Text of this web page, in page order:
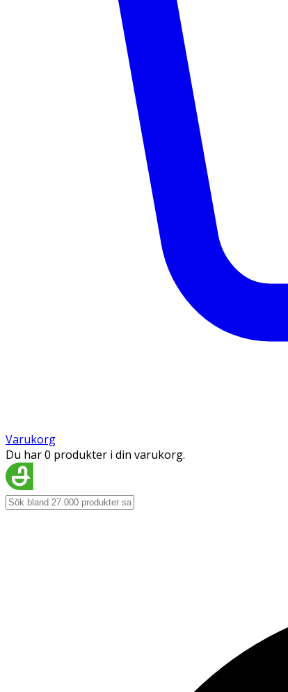
Varukorg
Du har 0 produkter i din varukorg.